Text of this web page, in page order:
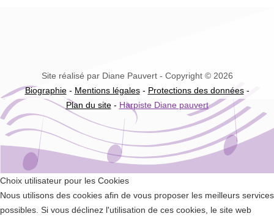
Site réalisé par Diane Pauvert - Copyright © 2026
Biographie- Mentions légales- Protections des données-
Plan du site- Harpiste Diane pauvert
Choix utilisateur pour les Cookies
Nous utilisons des cookies afin de vous proposer les meilleurs services
possibles. Si vous déclinez l'utilisation de ces cookies, le site web